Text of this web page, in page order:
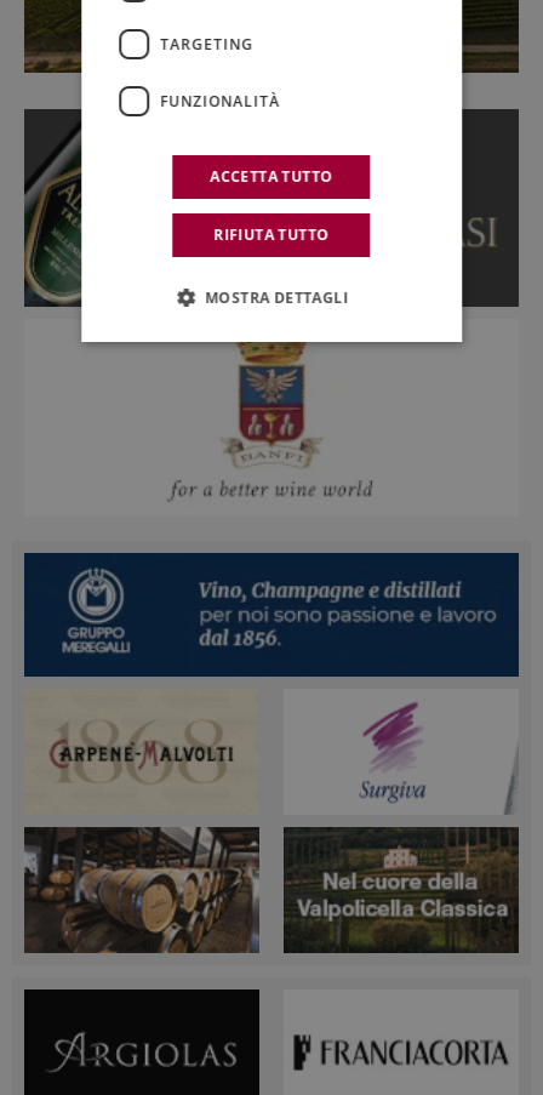
TARGETING
FUNZIONALITÀ
ACCETTA TUTTO
RIFIUTA TUTTO
MOSTRA DETTAGLI